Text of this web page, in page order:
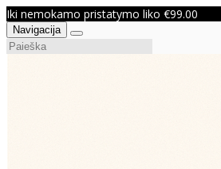
Iki nemokamo pristatymo liko €99.00
Navigacija